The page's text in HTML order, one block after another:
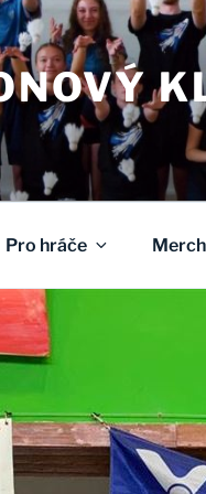
Pro hráče